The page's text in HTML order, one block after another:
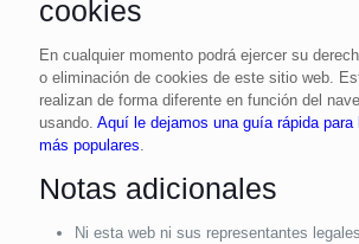
cookies
En cualquier momento podrá ejercer su
o eliminación de cookies de este sitio web.
realizan de forma diferente en función del
usando. Aquí le dejamos una guía rápida para
más populares
Notas adicionales
Ni esta web ni sus representantes